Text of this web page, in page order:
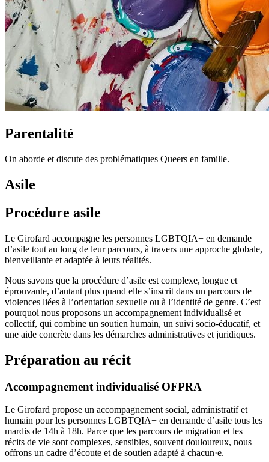
Parentalité
On aborde et discute des problématiques Queers en famille.
Asile
Procédure asile
Le Girofard accompagne les personnes LGBTQIA+ en demande
d’asile tout au long de leur parcours, à travers une approche globale,
bienveillante et adaptée à leurs réalités.
Nous savons que la procédure d’asile est complexe, longue et
éprouvante, d’autant plus quand elle s’inscrit dans un parcours de
violences liées à l’orientation sexuelle ou à l’identité de genre. C’est
pourquoi nous proposons un accompagnement individualisé et
collectif, qui combine un soutien humain, un suivi socio-éducatif, et
une aide concrète dans les démarches administratives et juridiques.
Préparation au récit
Accompagnement individualisé OFPRA
Le Girofard propose un accompagnement social, administratif et
humain pour les personnes LGBTQIA+ en demande d’asile tous les
mardis de 14h à 18h. Parce que les parcours de migration et les
récits de vie sont complexes, sensibles, souvent douloureux, nous
offrons un cadre d’écoute et de soutien adapté à chacun·e.